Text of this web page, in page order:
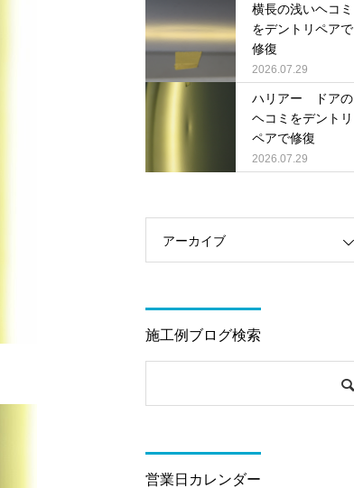
横長の浅いヘコミ
をデントリペアで
修復
2026.07.29
ハリアー ドアの
ヘコミをデントリ
ペアで修復
2026.07.29
アーカイブ
施工例ブログ検索
営業日カレンダー